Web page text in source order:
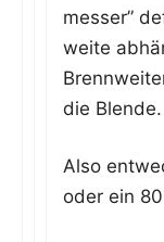
mes­ser”
wei­te
die Blende.
Also
oder ein